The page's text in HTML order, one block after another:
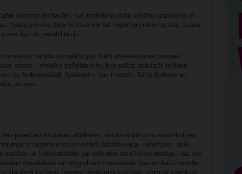
ķermeņa locītavām, kas nodrošina plašu kustību diapazonu un
Saišu plīsums šajā locītavā var būt nopietna problēma, kas izraisa
ilgstošu rehabilitāciju.
novērstu papildu komplikācijas, bieži atveseļošanas procesā
ortoze – efektīvs palīglīdzeklis, kas palīdz stabilizēt locītavu,
tās funkcionalitāti. Aplūkosim, kas ir ortoze, kā tā darbojas un
plīsuma.
paredzēts locītavas atbalstam, stabilizācijai un aizsardzībai pēc
smaguma ortozes var būt dažāda veida – elastīgas, daļēji
sastāvs un funkcionalitāte var atšķirties atkarībā no modeļa – tās var
materiāliem vai stingrākiem materiāliem, kas ierobežo kustību
ir stabilizēt locītavu, novērst nevēlamas kustības, mazināt sāpes un